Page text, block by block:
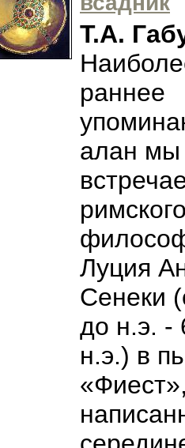
Т.А.
раннее
алан мы
Луция
Сенеки
до н.э. -
н.э.) в